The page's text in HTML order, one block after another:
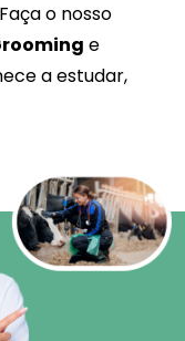
o nosso
e
a estudar,